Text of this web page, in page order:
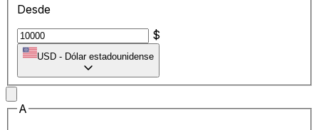
Desde
$
USD - Dólar estadounidense
A